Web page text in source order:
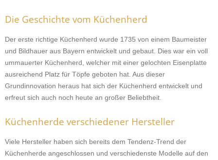
Die Geschichte vom Küchenherd
Der erste richtige Küchenherd wurde 1735 von einem Baumeister
und Bildhauer aus Bayern entwickelt und gebaut. Dies war ein voll
ummauerter Küchenherd, welcher mit einer gelochten Eisenplatte
ausreichend Platz für Töpfe geboten hat. Aus dieser
Grundinnovation heraus hat sich der Küchenherd entwickelt und
erfreut sich auch noch heute an großer Beliebtheit.
Küchenherde verschiedener Hersteller
Viele Hersteller haben sich bereits dem Tendenz-Trend der
Küchenherde angeschlossen und verschiedenste Modelle auf den